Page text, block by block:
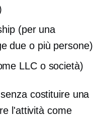
(per una
due o più persone)
LLC o società)
costituire una
l'attività come